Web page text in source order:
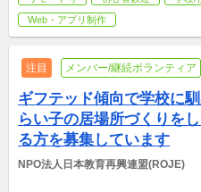
Web・アプリ制作
注目 メンバー/継続ボランティア
ギフテッド傾向で学校に
らい子の居場所づくりを
る方を募集しています
NPO法人日本教育再興連盟(ROJE)